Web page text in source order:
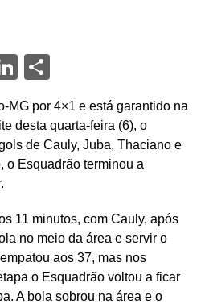
LinkedIn
Share
MG por 4×1 e está garantido na
desta quarta-feira (6), o
de Cauly, Juba, Thaciano e
o Esquadrão terminou a
11 minutos, com Cauly, após
no meio da área e servir o
aos 37, mas nos
o Esquadrão voltou a ficar
A bola sobrou na área e o